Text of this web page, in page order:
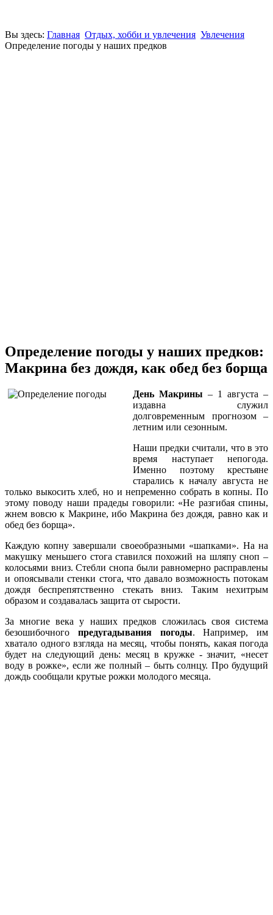
Вы здесь: Главная Отдых, хобби и увлечения Увлечения
Определение погоды у наших предков
Определение погоды у наших предков:
Макрина без дождя, как обед без борща
День Макрины – 1 августа –
издавна служил
долговременным прогнозом –
летним или сезонным.
Наши предки считали, что в это
время наступает непогода.
Именно поэтому крестьяне
старались к началу августа не
только выкосить хлеб, но и непременно собрать в копны. По
этому поводу наши прадеды говорили: «Не разгибая спины,
жнем вовсю к Макрине, ибо Макрина без дождя, равно как и
обед без борща».
Каждую копну завершали своеобразными «шапками». На на
макушку меньшего стога ставился похожий на шляпу сноп –
колосьями вниз. Стебли снопа были равномерно расправлены
и опоясывали стенки стога, что давало возможность потокам
дождя беспрепятственно стекать вниз. Таким нехитрым
образом и создавалась защита от сырости.
За многие века у наших предков сложилась своя система
безошибочного предугадывания погоды. Например, им
хватало одного взгляда на месяц, чтобы понять, какая погода
будет на следующий день: месяц в кружке - значит, «несет
воду в рожке», если же полный – быть солнцу. Про будущий
дождь сообщали крутые рожки молодого месяца.